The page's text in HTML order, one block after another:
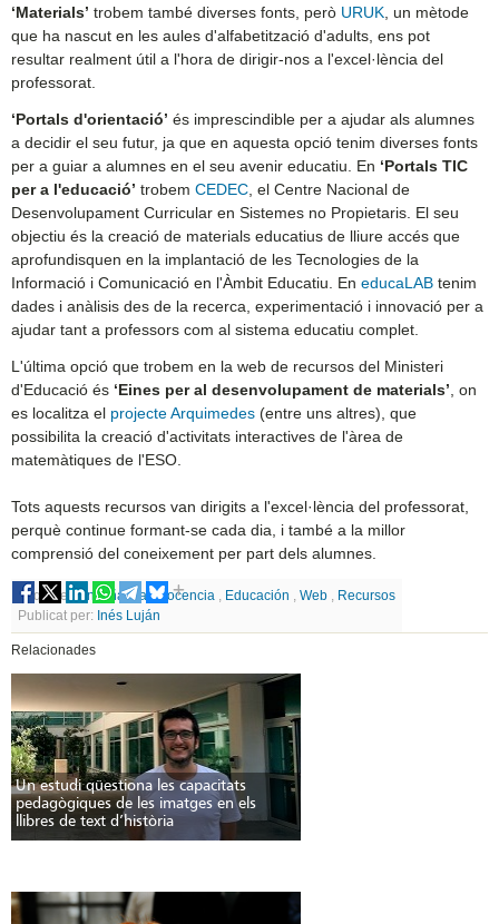
‘Materials’ trobem també diverses fonts, però URUK, un mètode
que ha nascut en les aules d'alfabetització d'adults, ens pot
resultar realment útil a l'hora de dirigir-nos a l'excel·lència del
professorat.
‘Portals d'orientació’ és imprescindible per a ajudar als alumnes
a decidir el seu futur, ja que en aquesta opció tenim diverses fonts
per a guiar a alumnes en el seu avenir educatiu. En ‘Portals TIC
per a l'educació’ trobemCEDEC, el Centre Nacional de
Desenvolupament Curricular en Sistemes no Propietaris. El seu
objectiu és la creació de materials educatius de lliure accés que
aprofundisquen en la implantació de les Tecnologies de la
Informació i Comunicació en l'Àmbit Educatiu. EneducaLABtenim
dades i anàlisis des de la recerca, experimentació i innovació per a
ajudar tant a professors com al sistema educatiu complet.
L'última opció que trobem en la web de recursos del Ministeri
d'Educació és ‘Eines per al desenvolupament de materials’, on
es localitza el projecte Arquimedes (entre uns altres), que
possibilita la creació d'activitats interactives de l'àrea de
matemàtiques de l'ESO.
Tots aquests recursos van dirigits a l'excel·lència del professorat,
perquè continue formant-se cada dia, i també a la millor
comprensió del coneixement per part dels alumnes.
Etiquetes Enseñanza ,Docencia , Educación ,Web , Recursos
Publicat per: Inés Luján
Relacionades
Un estudi qüestiona les capacitats
pedagògiques de les imatges en els
llibres de text d’història